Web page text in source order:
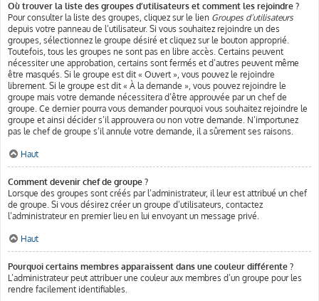
Où trouver la liste des groupes d’utilisateurs et comment les rejoindre ?
Pour consulter la liste des groupes, cliquez sur le lien Groupes d’utilisateurs
depuis votre panneau de l’utilisateur. Si vous souhaitez rejoindre un des
groupes, sélectionnez le groupe désiré et cliquez sur le bouton approprié.
Toutefois, tous les groupes ne sont pas en libre accès. Certains peuvent
nécessiter une approbation, certains sont fermés et d’autres peuvent même
être masqués. Si le groupe est dit « Ouvert », vous pouvez le rejoindre
librement. Si le groupe est dit « À la demande », vous pouvez rejoindre le
groupe mais votre demande nécessitera d’être approuvée par un chef de
groupe. Ce dernier pourra vous demander pourquoi vous souhaitez rejoindre le
groupe et ainsi décider s’il approuvera ou non votre demande. N’importunez
pas le chef de groupe s’il annule votre demande, il a sûrement ses raisons.
Haut
Comment devenir chef de groupe ?
Lorsque des groupes sont créés par l’administrateur, il leur est attribué un chef
de groupe. Si vous désirez créer un groupe d’utilisateurs, contactez
l’administrateur en premier lieu en lui envoyant un message privé.
Haut
Pourquoi certains membres apparaissent dans une couleur différente ?
L’administrateur peut attribuer une couleur aux membres d’un groupe pour les
rendre facilement identifiables.